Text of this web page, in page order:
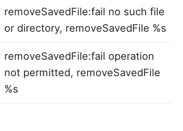
removeSavedFile:fail no such file
removeSavedFile:fail operation
not permitted, removeSavedFile